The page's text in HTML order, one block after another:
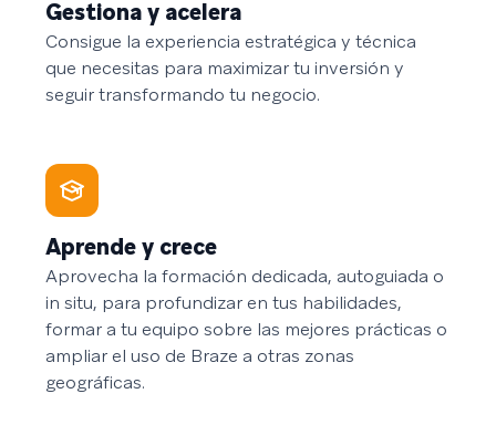
Gestiona y acelera
Consigue la experiencia estratégica y técnica
que necesitas para maximizar tu inversión y
seguir transformando tu negocio.
Aprende y crece
Aprovecha la formación dedicada, autoguiada o
in situ, para profundizar en tus habilidades,
formar a tu equipo sobre las mejores prácticas o
ampliar el uso de Braze a otras zonas
geográficas.